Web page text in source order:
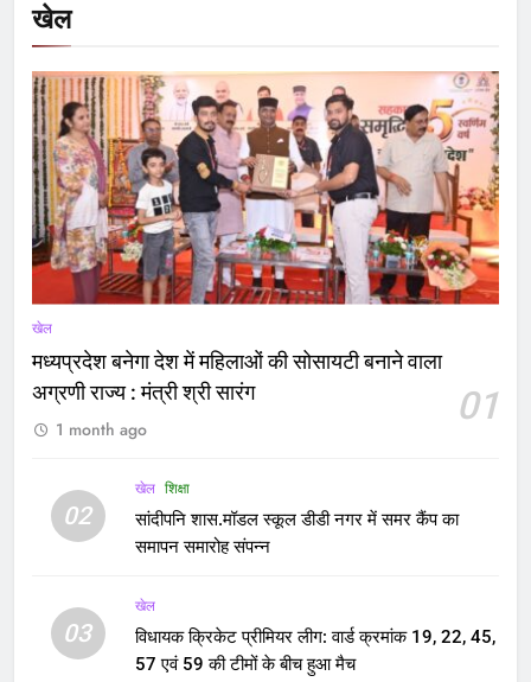
खेल
खेल
मध्यप्रदेश बनेगा देश में महिलाओं की सोसायटी बनाने वाला
अग्रणी राज्य : मंत्री श्री सारंग
01
1 month ago
02
खेल शिक्षा
सांदीपनि शास.मॉडल स्कूल डीडी नगर में समर कैंप का
समापन समारोह संपन्न
03
खेल
विधायक क्रिकेट प्रीमियर लीग: वार्ड क्रमांक 19, 22, 45,
57 एवं 59 की टीमों के बीच हुआ मैच